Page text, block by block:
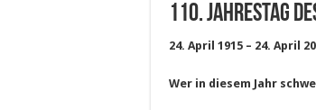
110. JAHRESTAG
24. April 1915 – 24. April
Wer in diesem Jahr